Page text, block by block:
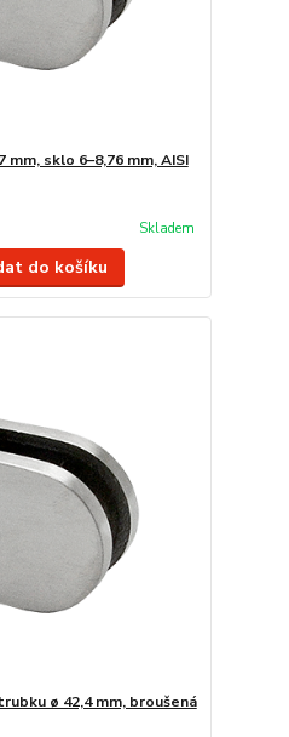
sklo 6–8,76 mm, AISI
Skladem
do košíku
ø 42,4 mm, broušená